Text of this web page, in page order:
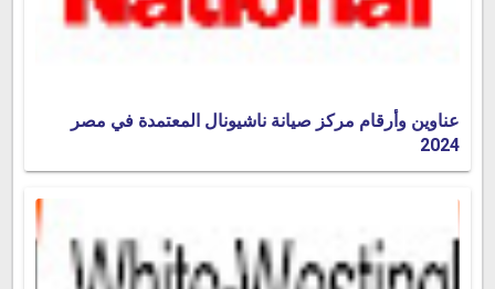
عناوين وأرقام مركز صيانة ناشيونال المعتمدة في مصر
2024